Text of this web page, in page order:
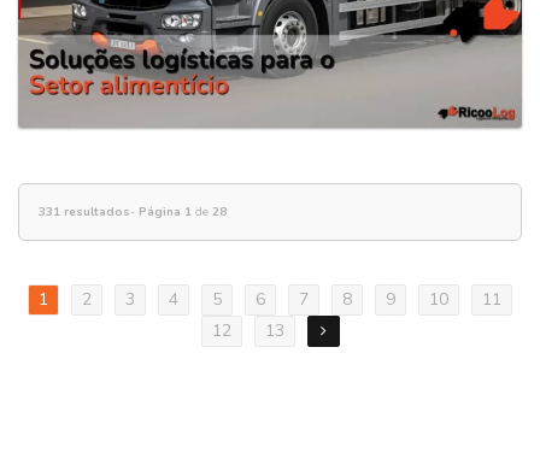
331 resultados- Página 1 de 28
1 2 3 4 5 6 7 8 9 10
11
12
13